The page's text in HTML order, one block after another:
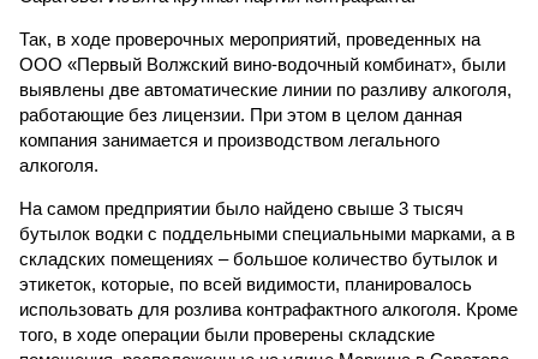
Так, в ходе проверочных мероприятий, проведенных на
ООО «Первый Волжский вино-водочный комбинат», были
выявлены две автоматические линии по разливу алкоголя,
работающие без лицензии. При этом в целом данная
компания занимается и производством легального
алкоголя.
На самом предприятии было найдено свыше 3 тысяч
бутылок водки с поддельными специальными марками, а в
складских помещениях – большое количество бутылок и
этикеток, которые, по всей видимости, планировалось
использовать для розлива контрафактного алкоголя. Кроме
того, в ходе операции были проверены складские